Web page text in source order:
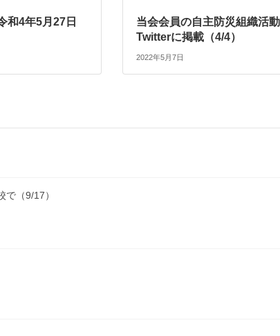
和4年5月27日
当会会員の自主防災組織活
Twitterに掲載（4/4）
2022年5月7日
（9/17）